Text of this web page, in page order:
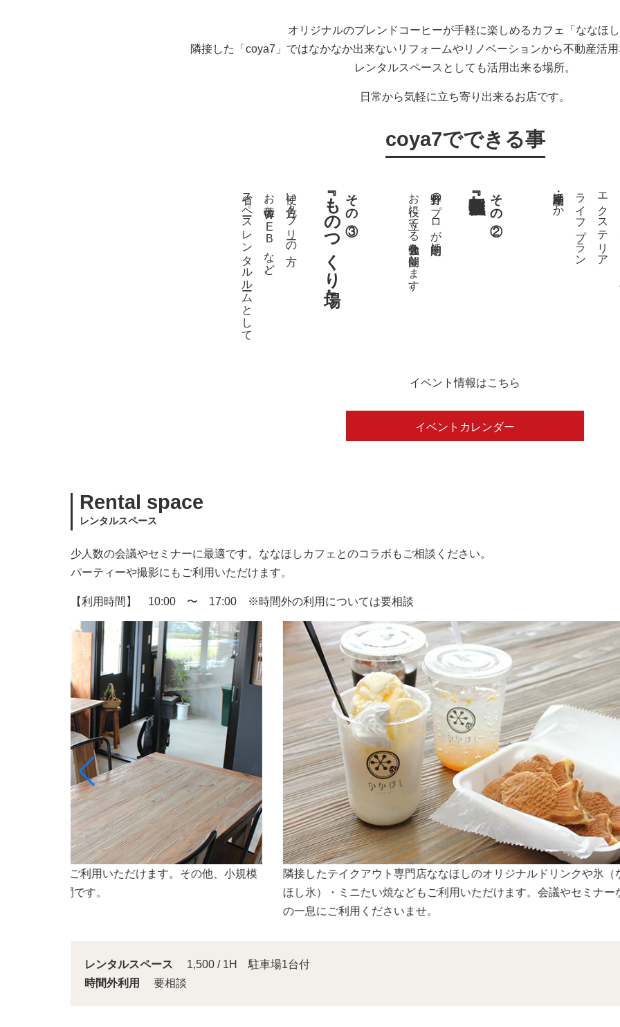
オリジナルのブレンドコーヒーが手軽に楽しめるカフェ「ななほし
隣接した「coya7」ではなかなか出来ないリフォームやリノベーションから不動産活用
レンタルスペースとしても活用出来る場所。
日常から気軽に立ち寄り出来るお店です。
coya7でできる事
エクステリア
ライフプラン
不動産・相続ほか
その②
各分野のプロが定期的に
お役に立てる勉強会を開催します。
その③
『ものつくり場』
使い方色々。フリーの方、
お仕事、WEBなど。
省スペースレンタルルームとして
イベント情報はこちら
イベントカレンダー
Rental space
レンタルスペース
少人数の会議やセミナーに最適です。ななほしカフェとのコラボもご相談ください。
パーティーや撮影にもご利用いただけます。
【利用時間】 10:00 〜 17:00 ※時間外の利用については要相談
専門店ななほしのオリジナルドリンクや氷（なな
などもご利用いただけます。会議やセミナーなど
会議スペースは大きな窓から明るい日差しが入り込みます。
レンタルスペース
1,500 / 1H 駐車場1台付
時間外利用
要相談